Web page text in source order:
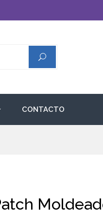
CONTACTO